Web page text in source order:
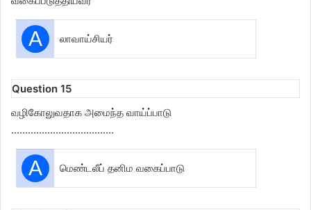
A லாவாய்சியர்
Question 15
வழிகோலுவதாக அமைந்த வாய்ப்பாடு
……………………………….
A மெண்டலீப் தனிம வகைப்பாடு